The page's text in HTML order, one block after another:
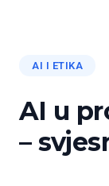
AI I ETIKA
AI u
–